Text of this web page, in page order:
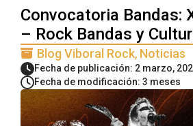
Convocatoria Bandas:
– Rock Bandas y
Blog Viboral Rock Noticias
Fecha de publicación: 2 marzo,
Fecha de modificación: 3 meses